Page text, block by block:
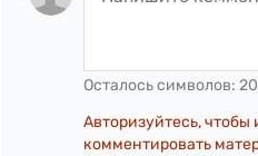
Осталось символов:
Авторизуйтесь,
комментировать